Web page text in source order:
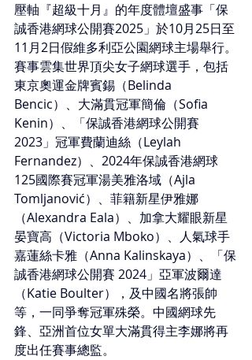
壓軸『超級十月』的年度體壇盛事「保
誠香港網球公開賽2025」於10月25日至
11月2日假維多利亞公園網球主場舉行。
賽事雲集世界頂尖女子網球選手，包括
東京奧運金牌賓錫（Belinda
Bencic）、大滿貫冠軍簡倫（Sofia
Kenin）、「保誠香港網球公開賽
2023」冠軍費蘭迪絲（Leylah
Fernandez）、2024年保誠香港網球
125國際賽冠軍湯美雅洛域（Ajla
Tomljanović）、菲籍新星伊雅娜
（Alexandra Eala）、加拿大耀眼新星
晏寶高（Victoria Mboko）、人氣球手
嘉蓮絲卡雅（Anna Kalinskaya）、「保
誠香港網球公開賽 2024」亞軍波爾達
（Katie Boulter），及中國名將張帥
等，一同爭奪冠軍殊榮。中國網球先
鋒、亞洲首位女單大滿貫得主李娜將再
度出任賽事總監。